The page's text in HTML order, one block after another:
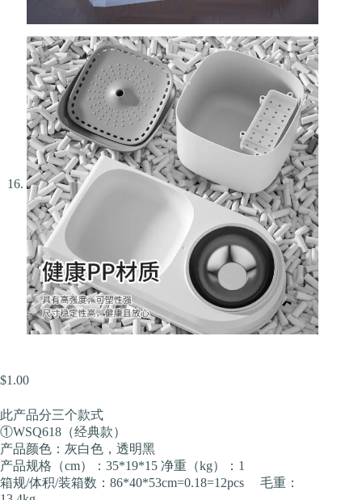
$1.00
此产品分三个款式
①WSQ618（经典款）
产品颜色：灰白色，透明黑
产品规格（cm）：35*19*15 净重（kg）：1
箱规/体积/装箱数：86*40*53cm=0.18=12pcs 毛重：